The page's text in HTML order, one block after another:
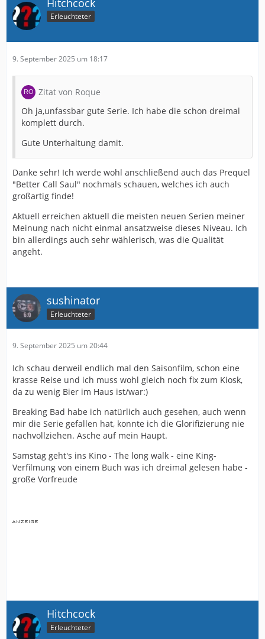
Erleuchteter
9. September 2025 um 18:17
Zitat von Roque
Oh ja,unfassbar gute Serie. Ich habe die schon dreimal
komplett durch.
Gute Unterhaltung damit.
Danke sehr! Ich werde wohl anschließend auch das Prequel
"Better Call Saul" nochmals schauen, welches ich auch
großartig finde!
Aktuell erreichen aktuell die meisten neuen Serien meiner
Meinung nach nicht einmal ansatzweise dieses Niveau. Ich
bin allerdings auch sehr wählerisch, was die Qualität
angeht.
sushinator
Erleuchteter
9. September 2025 um 20:44
Ich schau derweil endlich mal den Saisonfilm, schon eine
krasse Reise und ich muss wohl gleich noch fix zum Kiosk,
da zu wenig Bier im Haus ist/war:)
Breaking Bad habe ich natürlich auch gesehen, auch wenn
mir die Serie gefallen hat, konnte ich die Glorifizierung nie
nachvollziehen. Asche auf mein Haupt.
Samstag geht's ins Kino - The long walk - eine King-
Verfilmung von einem Buch was ich dreimal gelesen habe -
große Vorfreude
Hitchcock
Erleuchteter